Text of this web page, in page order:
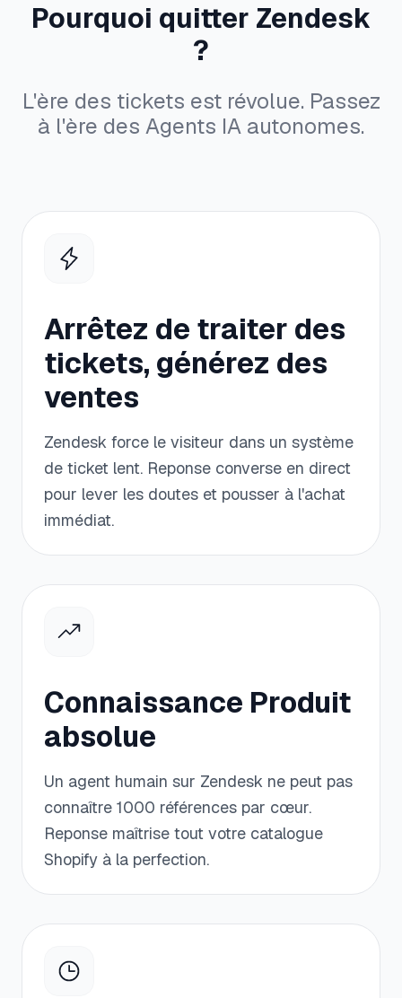
Pourquoi quitter Zendesk
?
L'ère des tickets est révolue. Passez
à l'ère des Agents IA autonomes.
Arrêtez de traiter des
tickets, générez des
ventes
Zendesk force le visiteur dans un système
de ticket lent. Reponse converse en direct
pour lever les doutes et pousser à l'achat
immédiat.
Connaissance Produit
absolue
Un agent humain sur Zendesk ne peut pas
connaître 1000 références par cœur.
Reponse maîtrise tout votre catalogue
Shopify à la perfection.